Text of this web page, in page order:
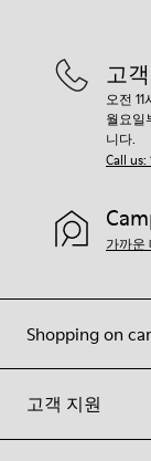
Shopping on
고객 지원
고
오전
월요일
니다.
Call
가까운